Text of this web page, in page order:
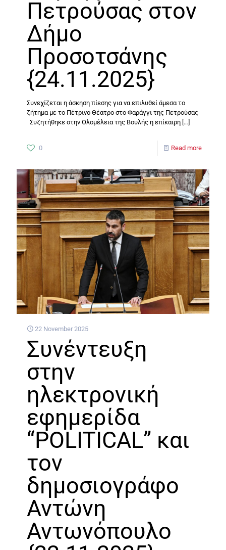
Πετρούσας στον
Δήμο
Προσοτσάνης
{24.11.2025}
Συνεχίζεται η άσκηση πίεσης για να επιλυθεί άμεσα το
ζήτημα με το Πέτρινο Θέατρο στο Φαράγγι της Πετρούσας
Συζητήθηκε στην Ολομέλεια της Βουλής η επίκαιρη […]
0 Read more
22 November 2025
Συνέντευξη
στην
ηλεκτρονική
εφημερίδα
“POLITICAL” και
τον
δημοσιογράφο
Αντώνη
Αντωνόπουλο